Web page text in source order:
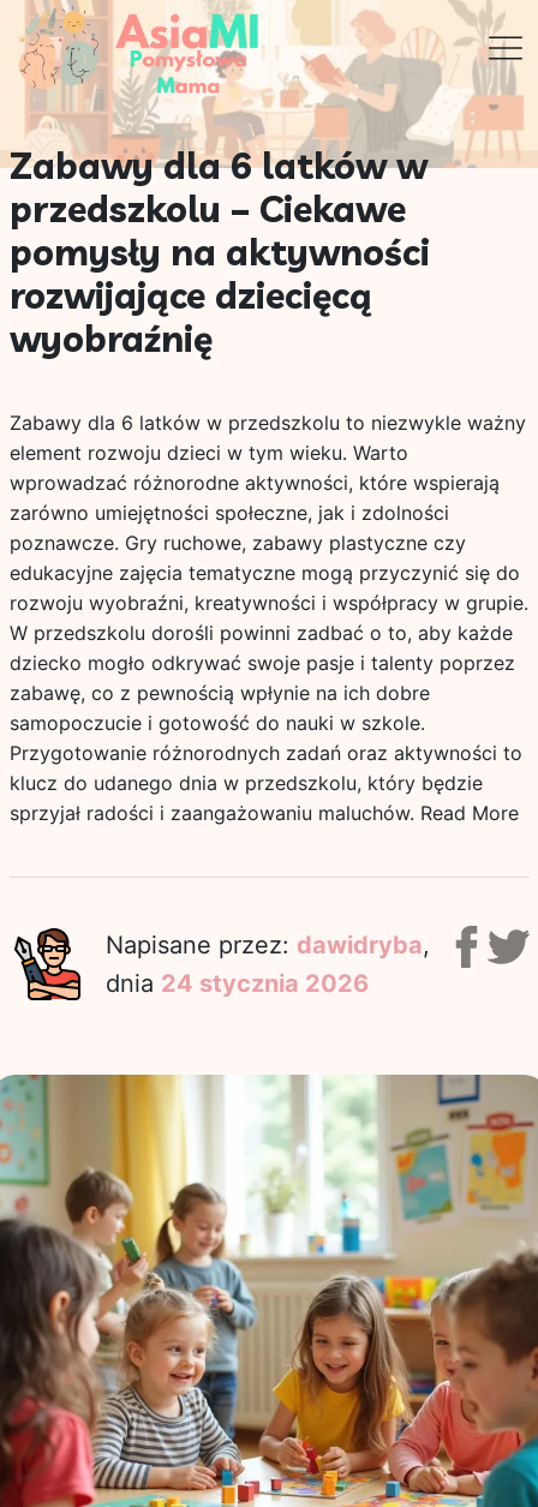
Zabawy dla 6 latków w
przedszkolu – Ciekawe
pomysły na aktywności
rozwijające dziecięcą
wyobraźnię
Zabawy dla 6 latków w przedszkolu to niezwykle ważny
element rozwoju dzieci w tym wieku. Warto
wprowadzać różnorodne aktywności, które wspierają
zarówno umiejętności społeczne, jak i zdolności
poznawcze. Gry ruchowe, zabawy plastyczne czy
edukacyjne zajęcia tematyczne mogą przyczynić się do
rozwoju wyobraźni, kreatywności i współpracy w grupie.
W przedszkolu dorośli powinni zadbać o to, aby każde
dziecko mogło odkrywać swoje pasje i talenty poprzez
zabawę, co z pewnością wpłynie na ich dobre
samopoczucie i gotowość do nauki w szkole.
Przygotowanie różnorodnych zadań oraz aktywności to
klucz do udanego dnia w przedszkolu, który będzie
sprzyjał radości i zaangażowaniu maluchów. Read More
Napisane przez: dawidryba,
dnia 24 stycznia 2026